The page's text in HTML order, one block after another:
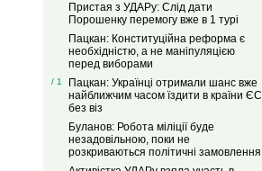
Пристая з УДАРу: Слід дати
Порошенку перемогу вже в 1 турі
Пацкан: Конституційна реформа є
необхідністю, а не маніпуляцією
перед виборами
/ 1
Пацкан: Українці отримали шанс вже
найближчим часом їздити в країни ЄС
без віз
Буланов: Робота міліції буде
незадовільною, поки не
розкриваються політичні замовлення